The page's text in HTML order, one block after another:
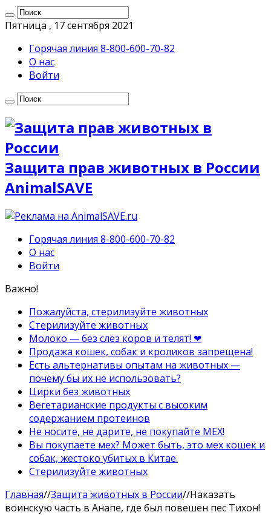
Пятница , 17 сентября 2021
Горячая линия 8-800-600-70-82
О нас
Войти
Защита прав животных в России
AnimalSAVE
Горячая линия 8-800-600-70-82
О нас
Войти
Важно!
Пожалуйста, стерилизуйте животных
Стерилизуйте животных
Молоко — без слёз коров и телят! ❤
Продажа кошек, собак и кроликов запрещена!
Есть альтернативы опытам на животных —
почему бы их не использовать?
Цирки без животных
Вегетарианские продукты с высоким
содержанием протеинов
Не носите, не дарите, не покупайте МЕХ!
Вы покупаете мех? Может быть, это мех кошек и
собак, жестоко убитых в Китае.
Стерилизуйте животных
Главная//Защита животных в России//Наказать
воинскую часть в Анапе, где был повешен пес Тихон!